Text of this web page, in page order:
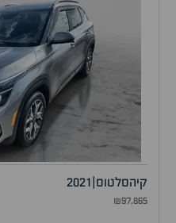
קיהסלטוס 2021
₪97,865